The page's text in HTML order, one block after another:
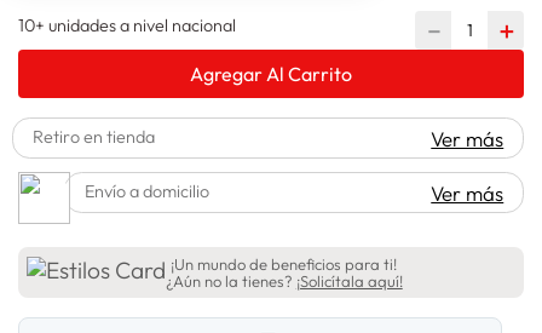
6. tv
8. laptop
9. spiderman
10 lavadora
10+ unidades a nivel nacional ＋
－
Agregar Al Carrito
Retiro en tienda Ver más
Envío a domicilio Ver más
¡Un mundo de beneficios para ti!
¿Aún no la tienes? ¡Solicítala aquí!